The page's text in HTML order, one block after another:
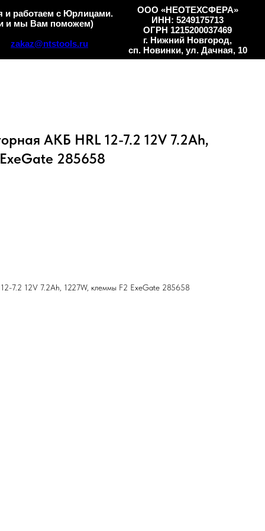
zakaz@ntstools.ru
ООО «НЕОТЕХСФЕРА»
ИНН: 5249175713
ОГРН 1215200037469
г. Нижний Новгород,
сп. Новинки, ул. Дачная, 10
и работаем с Юрлицами.
и мы Вам поможем)
АКБ HRL 12-7.2 12V 7.2Ah,
285658
7.2 12V 7.2Ah, 1227W, клеммы F2 ExeGate 285658